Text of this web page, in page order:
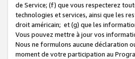
de Service; (f) que vous respecterez
technologies et services, ainsi que les
droit américain; et (g) que les
Vous pouvez mettre à jour vos
Nous ne formulons aucune déclaration
moment de votre participation au